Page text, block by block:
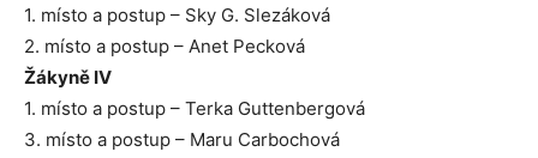
1. místo a postup – Sky G. Slezáková
2. místo a postup – Anet Pecková
Žákyně IV
1. místo a postup – Terka Guttenbergová
3. místo a postup – Maru Carbochová